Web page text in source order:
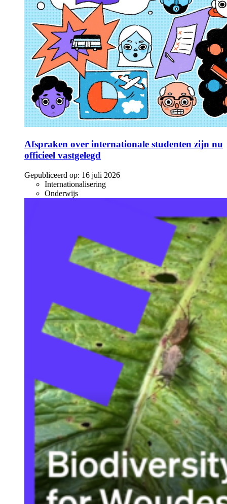
Afspraken over internationale studenten zijn nu
officieel vastgelegd
Gepubliceerd op: 16 juli 2026
Internationalisering
Onderwijs